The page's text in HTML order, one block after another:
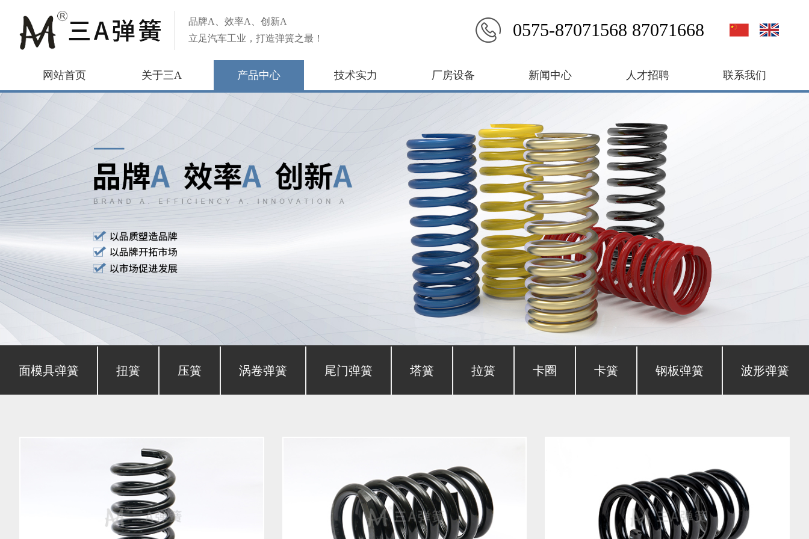
品牌A、效率A、创新A
立足汽车工业，打造弹簧之最！
0575-87071568 87071668
网站首页 关于三A 产品中心 技术实力 厂房设备 新闻中心 人才招聘 联系我们
截面模具弹簧 扭簧 压簧 涡卷弹簧 尾门弹簧 塔簧 拉簧 卡圈 卡簧 钢板弹簧 波形弹簧